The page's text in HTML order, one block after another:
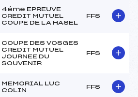
4éme EPREUVE
CREDIT MUTUEL
COUPE DE LA HASEL
FFS
COUPE DES VOSGES
CREDIT MUTUEL
JOURNEE DU
SOUVENIR
FFS
MEMORIAL LUC
COLIN
FFS